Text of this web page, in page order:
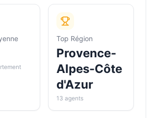
Top Région
Provence-
Alpes-Côte
d'Azur
13 agents